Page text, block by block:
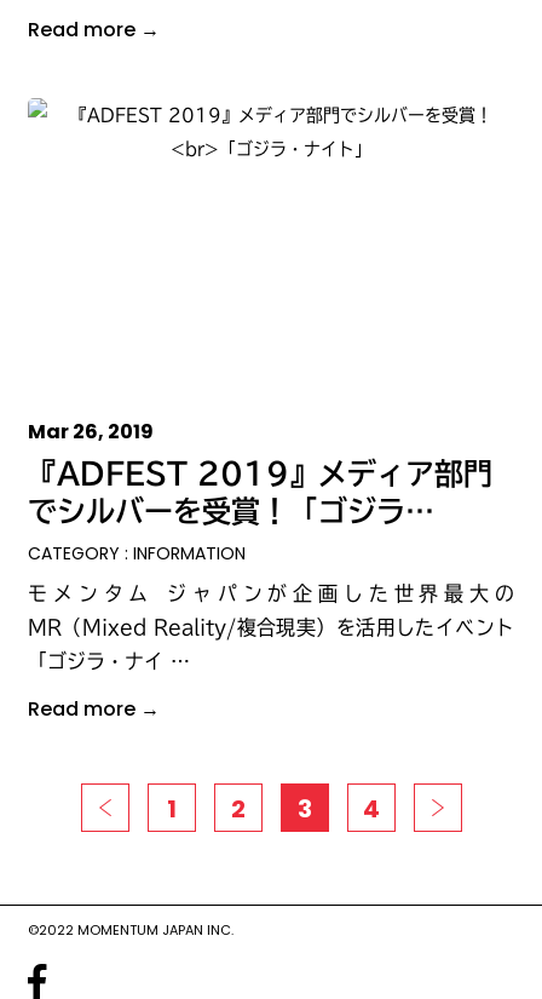
Read more →
Mar 26, 2019
『ADFEST 2019』メディア部門
でシルバーを受賞！「ゴジラ…
CATEGORY : INFORMATION
モメンタム ジャパンが企画した世界最大の
MR（Mixed Reality/複合現実）を活用したイベント
「ゴジラ・ナイ …
Read more →
1 2 3 4
©2022 MOMENTUM JAPAN INC.